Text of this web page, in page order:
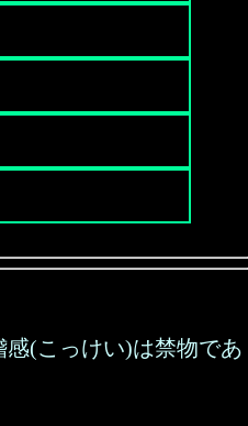
感(こっけい)は禁物であ